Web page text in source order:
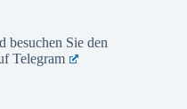
besuchen Sie den
Telegram